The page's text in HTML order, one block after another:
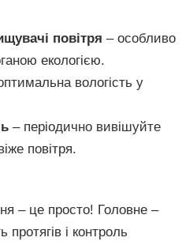
повітря – особливо
екологією.
вологість у
– періодично вивішуйте
повітря.
– це просто! Головне –
протягів і контроль